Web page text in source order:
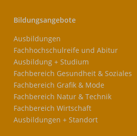
Bildungsangebote
Ausbildungen
Fachhochschulreife und Abitur
Ausbildung + Studium
Fachbereich Gesundheit & Soziales
Fachbereich Grafik & Mode
Fachbereich Natur & Technik
Fachbereich Wirtschaft
Ausbildungen + Standort